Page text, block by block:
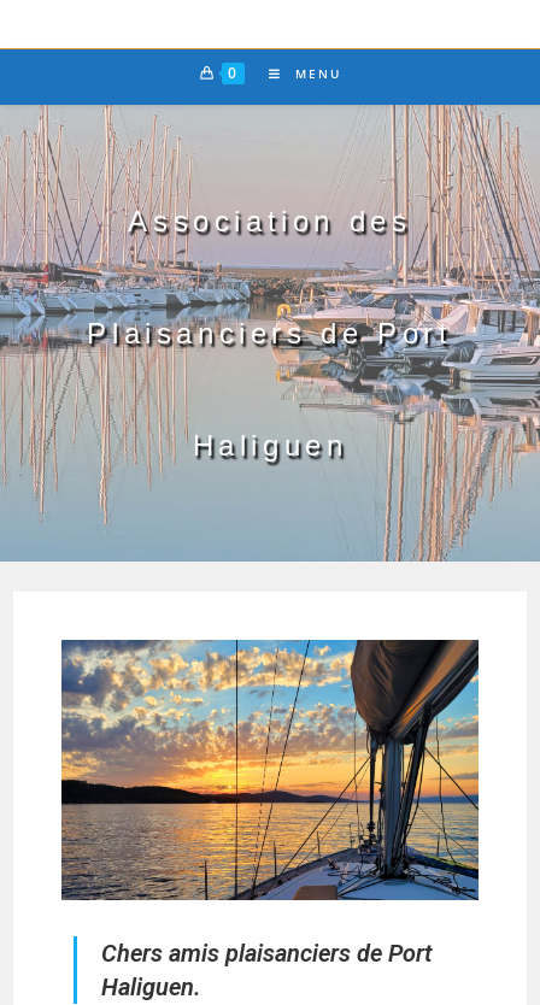
0 MENU
Association des
Plaisanciers de Port
Haliguen
Chers amis plaisanciers de Port
Haliguen.